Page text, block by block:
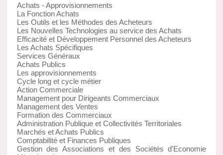
Achats - Approvisionnements
La Fonction Achats
Les Outils et les Méthodes des Acheteurs
Les Nouvelles Technologies au service des Achats
Efficacité et Développement Personnel des Acheteurs
Les Achats Spécifiques
Services Généraux
Achats Publics
Les approvisionnements
Cycle long et cycle métier
Action Commerciale
Management pour Dirigeants Commerciaux
Management des Ventes
Formation des Commerciaux
Administration Publique et Collectivités Territoriales
Marchés et Achats Publics
Comptabilité et Finances Publiques
Gestion des Associations et des Sociétés d'Economie